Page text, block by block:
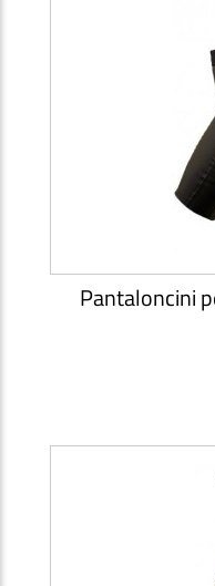
Pantaloncini